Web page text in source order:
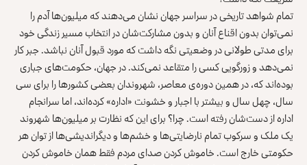
تمام شواهد تاریخی در سراسر جهان نشان می‌دهند که میلیون‌ها آدم را
نمی‌توان بدون اقناع آنان و بدون مشارکت‌شان در انتخاب مسیر زندگی خود
برای مدتی طولانی در وضعیتی نگه داشت که مورد قبول آنان نباشد. جبر کار
نمی‌دهد و زورگویی کسی را متقاعد نمی‌کند. در جهان، حکومت‌های جباری
بوده‌اند که، در همین دوره‌ی معاصر، شهروندان بعضی کشورها را برای سی
سال، چهل سال و بیشتر با اجبار و خشونت «اداره» کرده‌اند، اما سرانجام
اداره از دست‌شان رفته است. چرا؟ برای این که نظارت بر میلیون‌ها شهروند
یک ملک و سرکوب تمام نارضایتی‌ها و خشم‌ها و دیگراندیشی‌ها از توان هر
حکومتی خارج است. خاموش کردن صدای مردم فقط همان خاموش کردن